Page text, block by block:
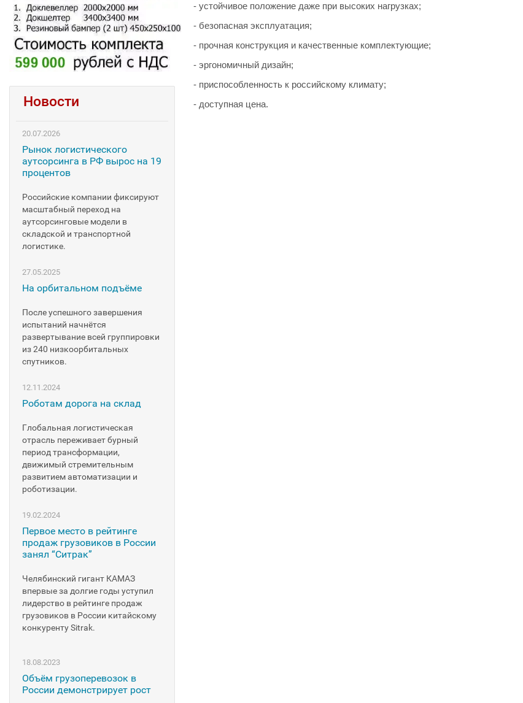
- устойчивое положение даже при высоких нагрузках;
- безопасная эксплуатация;
- прочная конструкция и качественные комплектующие;
- эргономичный дизайн;
- приспособленность к российскому климату;
- доступная цена.
Новости
20.07.2026
Рынок логистического
аутсорсинга в РФ вырос на 19
процентов
Российские компании фиксируют
масштабный переход на
аутсорсинговые модели в
складской и транспортной
логистике.
27.05.2025
На орбитальном подъёме
После успешного завершения
испытаний начнётся
развертывание всей группировки
из 240 низкоорбитальных
спутников.
12.11.2024
Роботам дорога на склад
Глобальная логистическая
отрасль переживает бурный
период трансформации,
движимый стремительным
развитием автоматизации и
роботизации.
19.02.2024
Первое место в рейтинге
продаж грузовиков в России
занял “Ситрак”
Челябинский гигант КАМАЗ
впервые за долгие годы уступил
лидерство в рейтинге продаж
грузовиков в России китайскому
конкуренту Sitrak.
18.08.2023
Объём грузоперевозок в
России демонстрирует рост